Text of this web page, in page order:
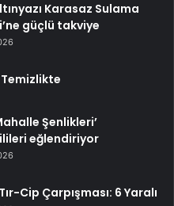
Karasaz Sulama
güçlü takviye
Temizlikte
Şenlikleri’
eğlendiriyor
Cip Çarpışması: 6 Yaralı